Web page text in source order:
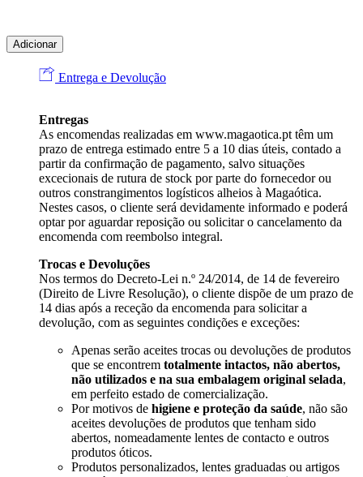
Adicionar
Entrega e Devolução
Entregas
As encomendas realizadas em www.magaotica.pt têm um
prazo de entrega estimado entre 5 a 10 dias úteis, contado a
partir da confirmação de pagamento, salvo situações
excecionais de rutura de stock por parte do fornecedor ou
outros constrangimentos logísticos alheios à Magaótica.
Nestes casos, o cliente será devidamente informado e poderá
optar por aguardar reposição ou solicitar o cancelamento da
encomenda com reembolso integral.
Trocas e Devoluções
Nos termos do Decreto-Lei n.º 24/2014, de 14 de fevereiro
(Direito de Livre Resolução), o cliente dispõe de um prazo de
14 dias após a receção da encomenda para solicitar a
devolução, com as seguintes condições e exceções:
Apenas serão aceites trocas ou devoluções de produtos
que se encontrem totalmente intactos, não abertos,
não utilizados e na sua embalagem original selada,
em perfeito estado de comercialização.
Por motivos de higiene e proteção da saúde, não são
aceites devoluções de produtos que tenham sido
abertos, nomeadamente lentes de contacto e outros
produtos óticos.
Produtos personalizados, lentes graduadas ou artigos